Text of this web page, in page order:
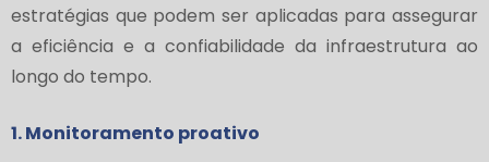
estratégias que podem ser aplicadas para assegurar
a eficiência e a confiabilidade da infraestrutura ao
longo do tempo.
1. Monitoramento proativo